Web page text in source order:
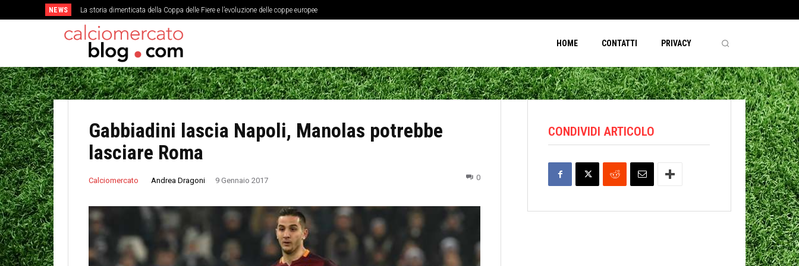
NEWS La storia dimenticata della Coppa delle Fiere e l’evoluzione delle coppe europee
HOME CONTATTI PRIVACY
Gabbiadini lascia Napoli, Manolas potrebbe
lasciare Roma
Calciomercato Andrea Dragoni 9 Gennaio 2017 0
CONDIVIDI ARTICOLO